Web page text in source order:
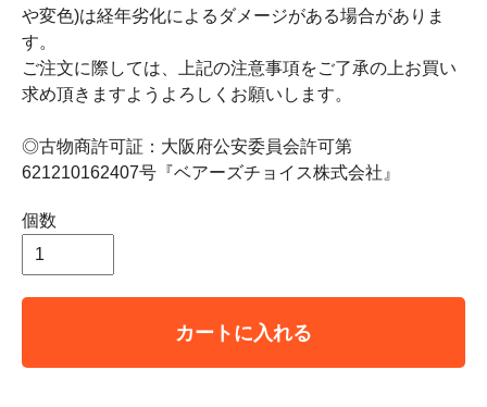
や変色)は経年劣化によるダメージがある場合がありま
す。
ご注文に際しては、上記の注意事項をご了承の上お買い
求め頂きますようよろしくお願いします。
◎古物商許可証：大阪府公安委員会許可第
621210162407号『ベアーズチョイス株式会社』
個数
カートに入れる